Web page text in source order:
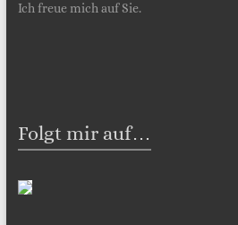
Ich freue mich auf Sie.
Folgt mir auf…